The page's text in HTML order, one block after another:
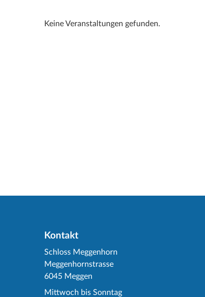
Keine Veranstaltungen gefunden.
Kontakt
Schloss Meggenhorn
Meggenhornstrasse
6045 Meggen
Mittwoch bis Sonntag